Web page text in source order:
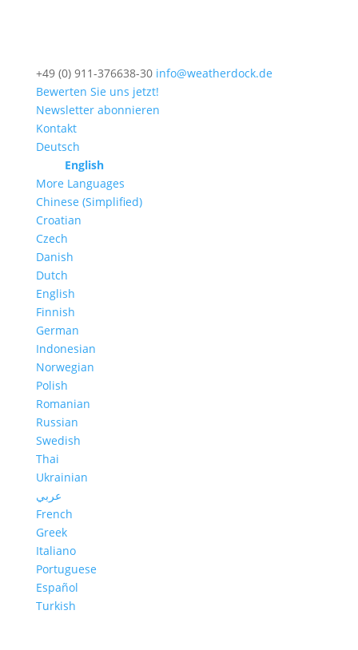
+49 (0) 911-376638-30 info@weatherdock.de
Bewerten Sie uns jetzt!
Newsletter abonnieren
Kontakt
Deutsch
English
More Languages
Chinese (Simplified)
Croatian
Czech
Danish
Dutch
English
Finnish
German
Indonesian
Norwegian
Polish
Romanian
Russian
Swedish
Thai
Ukrainian
عربي
French
Greek
Italiano
Portuguese
Español
Turkish